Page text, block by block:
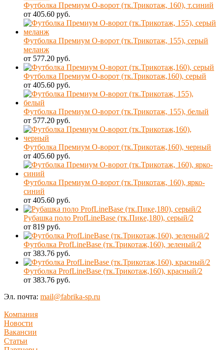
Футболка Премиум О-ворот (тк.Трикотаж, 160), т.синий
от 405.60 руб.
Футболка Премиум О-ворот (тк.Трикотаж, 155), серый
меланж
от 577.20 руб.
Футболка Премиум О-ворот (тк.Трикотаж,160), серый
от 405.60 руб.
Футболка Премиум О-ворот (тк.Трикотаж, 155), белый
от 577.20 руб.
Футболка Премиум О-ворот (тк.Трикотаж,160), черный
от 405.60 руб.
Футболка Премиум О-ворот (тк.Трикотаж, 160), ярко-
синий
от 405.60 руб.
Рубашка поло ProfLineBase (тк.Пике,180), серый/2
от 819 руб.
Футболка ProfLineBase (тк.Трикотаж,160), зеленый/2
от 383.76 руб.
Футболка ProfLineBase (тк.Трикотаж,160), красный/2
от 383.76 руб.
Эл. почта: mail@fabrika-sp.ru
Компания
Новости
Вакансии
Статьи